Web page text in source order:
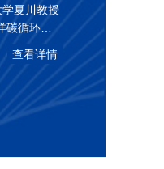
夏川教授
循环系
新技术
查看详情